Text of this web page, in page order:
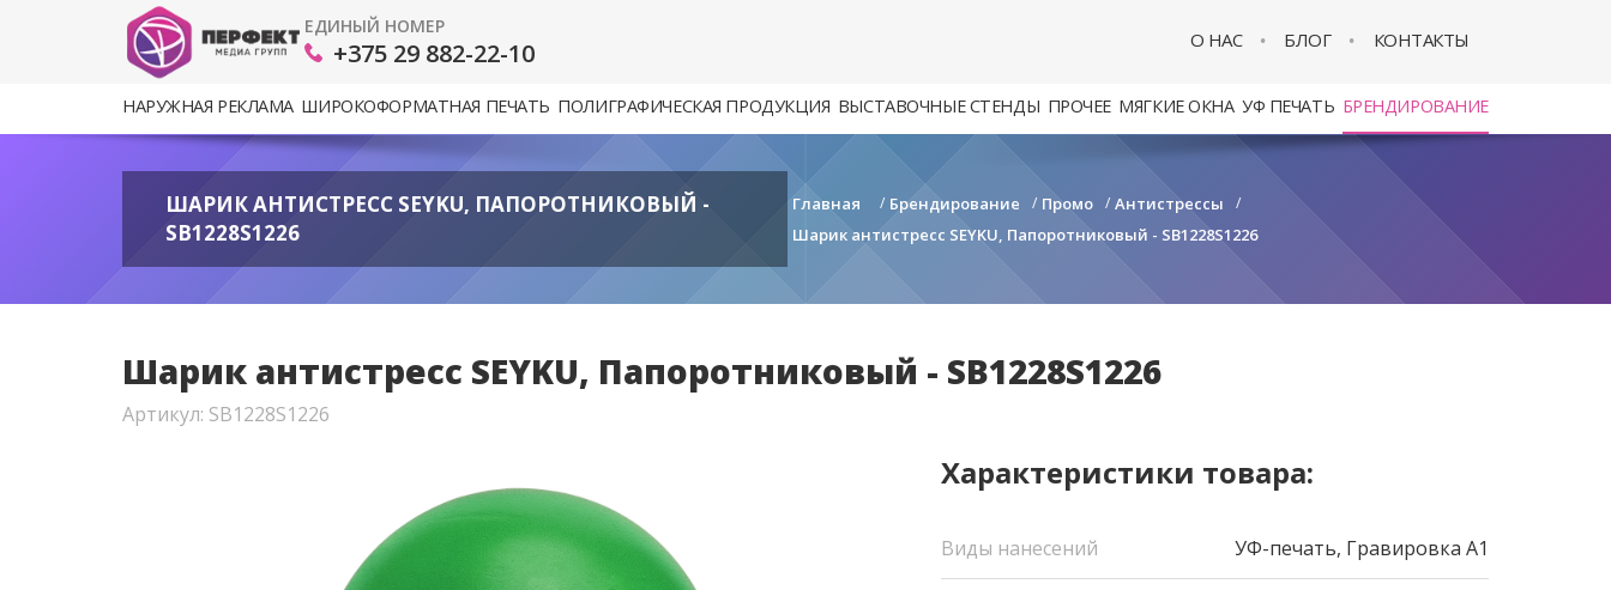
ЕДИНЫЙ НОМЕР
+375 29 882-22-10 О НАС БЛОГ КОНТАКТЫ
НАРУЖНАЯ РЕКЛАМА ШИРОКОФОРМАТНАЯ ПЕЧАТЬ ПОЛИГРАФИЧЕСКАЯ ПРОДУКЦИЯ ВЫСТАВОЧНЫЕ СТЕНДЫ ПРОЧЕЕ МЯГКИЕ ОКНА УФ ПЕЧАТЬ БРЕНДИРОВАНИЕ
ШАРИК АНТИСТРЕСС SEYKU, ПАПОРОТНИКОВЫЙ -
SB1228S1226
Главная / Брендирование / Промо / Антистрессы /
Шарик антистресс SEYKU, Папоротниковый - SB1228S1226
Шарик антистресс SEYKU, Папоротниковый - SB1228S1226
Артикул: SB1228S1226
Характеристики товара:
Виды нанесений УФ-печать, Гравировка А1